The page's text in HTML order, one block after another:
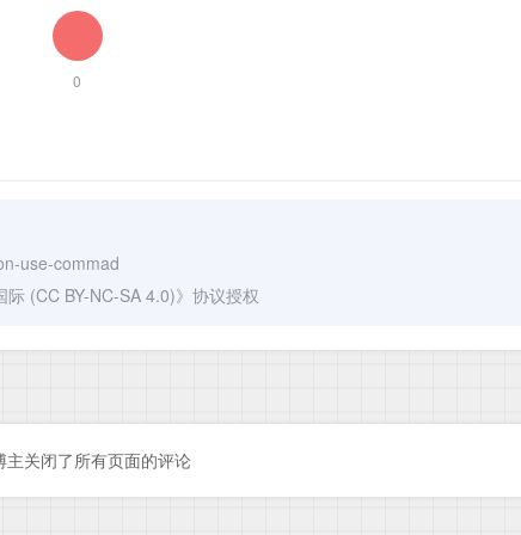
0
use-commad
(CC BY-NC-SA 4.0)》协议授权
主关闭了所有页面的评论